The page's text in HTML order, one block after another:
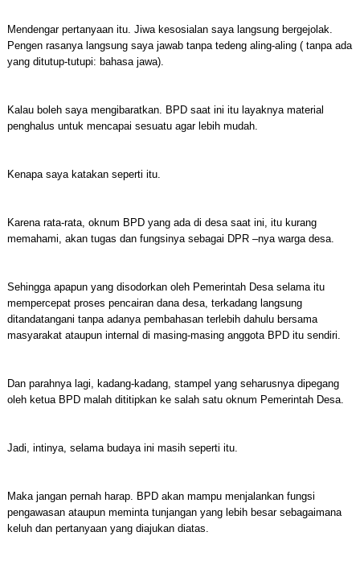
Mendengar pertanyaan itu. Jiwa kesosialan saya langsung bergejolak.
Pengen rasanya langsung saya jawab tanpa tedeng aling-aling ( tanpa ada
yang ditutup-tutupi: bahasa jawa).
Kalau boleh saya mengibaratkan. BPD saat ini itu layaknya material
penghalus untuk mencapai sesuatu agar lebih mudah.
Kenapa saya katakan seperti itu.
Karena rata-rata, oknum BPD yang ada di desa saat ini, itu kurang
memahami, akan tugas dan fungsinya sebagai DPR –nya warga desa.
Sehingga apapun yang disodorkan oleh Pemerintah Desa selama itu
mempercepat proses pencairan dana desa, terkadang langsung
ditandatangani tanpa adanya pembahasan terlebih dahulu bersama
masyarakat ataupun internal di masing-masing anggota BPD itu sendiri.
Dan parahnya lagi, kadang-kadang, stampel yang seharusnya dipegang
oleh ketua BPD malah dititipkan ke salah satu oknum Pemerintah Desa.
Jadi, intinya, selama budaya ini masih seperti itu.
Maka jangan pernah harap. BPD akan mampu menjalankan fungsi
pengawasan ataupun meminta tunjangan yang lebih besar sebagaimana
keluh dan pertanyaan yang diajukan diatas.